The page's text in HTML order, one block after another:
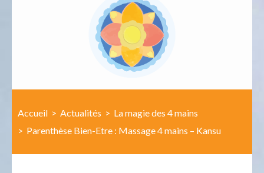
Accueil > Actualités > La magie des 4 mains
> Parenthèse Bien-Etre : Massage 4 mains – Kansu